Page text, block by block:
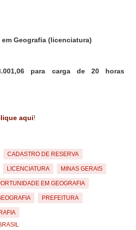
em Geografia (licenciatura)
para carga de 20 horas
aqui!
CADASTRO DE RESERVA
LICENCIATURA MINAS GERAIS
EM GEOGRAFIA
PREFEITURA